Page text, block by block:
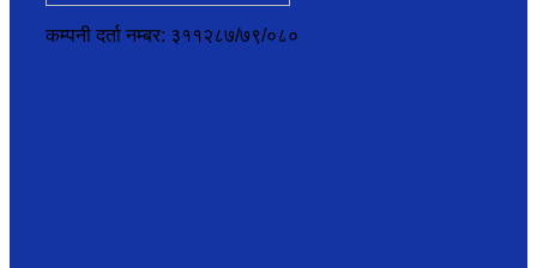
कम्पनी दर्ता नम्बर: ३११२८७/७९/०८०